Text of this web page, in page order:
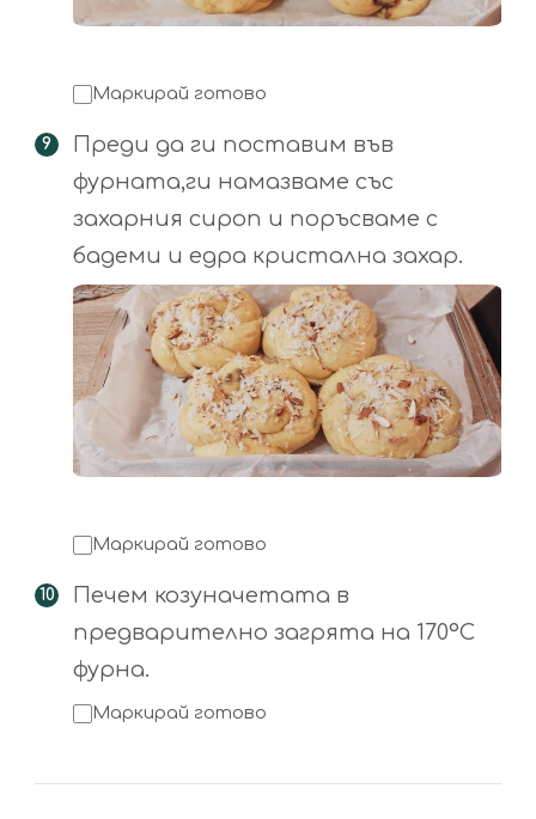
Маркирай готово
Преди да ги поставим във
фурната,ги намазваме със
захарния сироп и поръсваме с
бадеми и едра кристална захар.
Маркирай готово
Печем козуначетата в
предварително загрята на 170°С
фурна.
Маркирай готово